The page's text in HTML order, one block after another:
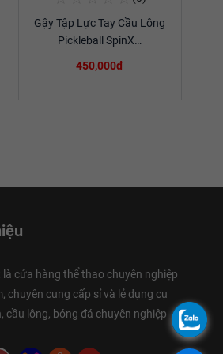
Xem chi tiết
Gậy Tập Lực Tay Cầu Lông
Pickleball SpinX…
450,000đ
là cửa hàng thể thao chuyên nghiệp
chuyên cung cấp sỉ và lẻ dụng cụ
cầu lông, bóng đá chuyên nghiệp